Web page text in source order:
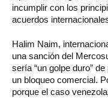
incumplir con los
acuerdos
Halim Naim,
una sanción del
sería “un golpe duro”
un bloqueo comercial.
porque el caso